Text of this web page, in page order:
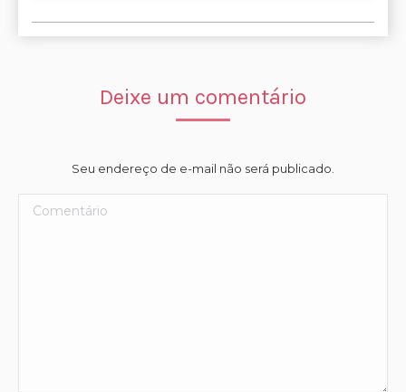
Deixe um comentário
Seu endereço de e-mail não será publicado.
Comentário